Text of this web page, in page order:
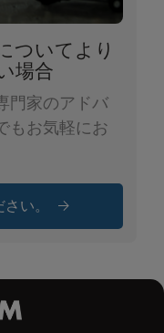
ついてより
場合
門家のアドバ
もお気軽にお
い。